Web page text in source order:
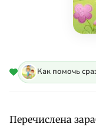
Как помочь
Перечислена